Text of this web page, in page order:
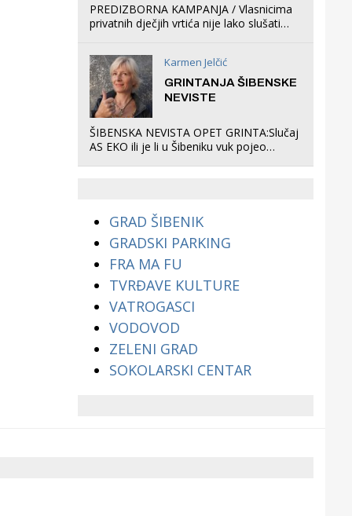
PREDIZBORNA KAMPANJA / Vlasnicima
privatnih dječjih vrtića nije lako slušati
što oni rade u Šibeniku ne postoji
Karmen Jelčić
GRINTANJA ŠIBENSKE
NEVISTE
ŠIBENSKA NEVISTA OPET GRINTA:Slučaj
AS EKO ili je li u Šibeniku vuk pojeo
GRAD ŠIBENIK
GRADSKI PARKING
FRA MA FU
TVRĐAVE KULTURE
VATROGASCI
VODOVOD
ZELENI GRAD
SOKOLARSKI CENTAR